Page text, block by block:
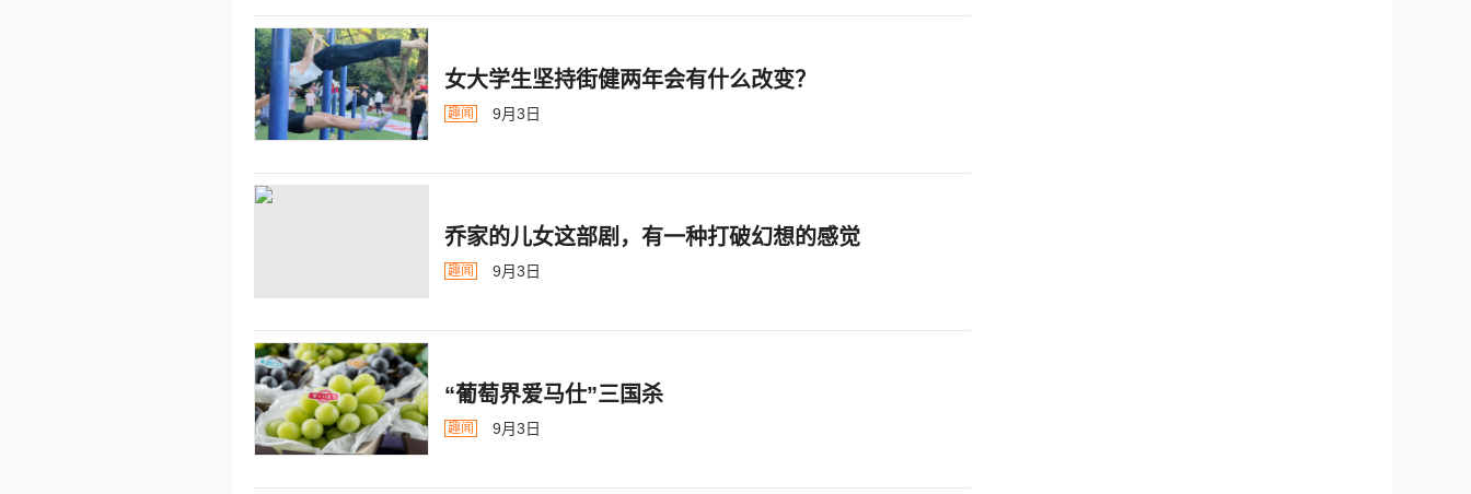
女大学生坚持街健两年会有什么改变？
趣闻 9月3日
乔家的儿女这部剧，有一种打破幻想的感觉
趣闻 9月3日
“葡萄界爱马仕”三国杀
趣闻 9月3日